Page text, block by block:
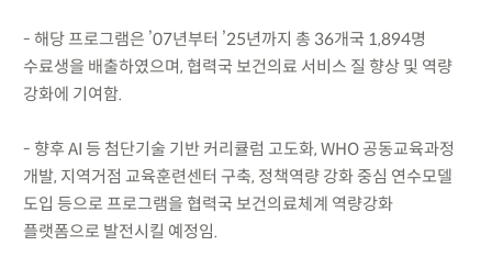
- 해당 프로그램은 ’07년부터 ’25년까지 총 36개국 1,894명
수료생을 배출하였으며, 협력국 보건의료 서비스 질 향상 및 역량
강화에 기여함.
- 향후 AI 등 첨단기술 기반 커리큘럼 고도화, WHO 공동교육과정
개발, 지역거점 교육훈련센터 구축, 정책역량 강화 중심 연수모델
도입 등으로 프로그램을 협력국 보건의료체계 역량강화
플랫폼으로 발전시킬 예정임.